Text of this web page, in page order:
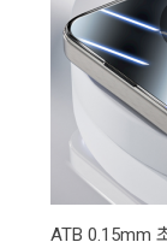
ATB 0.15mm